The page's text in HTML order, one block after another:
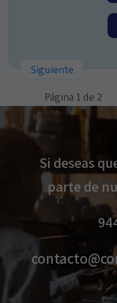
Siguiente
Página 1 de 2
Si deseas
parte de